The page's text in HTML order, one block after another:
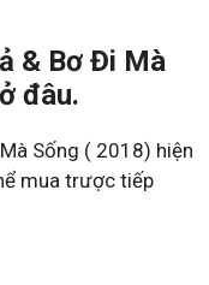
& Bơ Đi Mà
đâu.
Sống ( 2018) hiện
mua trược tiếp